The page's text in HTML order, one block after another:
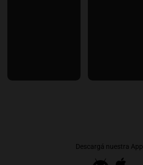
Descargá nuestra App